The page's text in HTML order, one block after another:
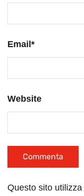
Email*
Website
Questo sito